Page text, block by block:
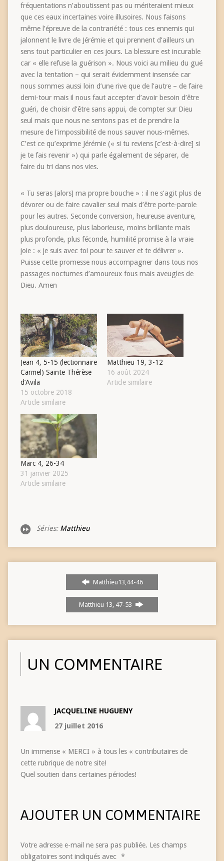
fréquentations n’aboutissent pas ou mériteraient mieux
que ces eaux incertaines voire illusoires. Nous faisons
même l’épreuve de la contrariété : tous ces ennemis qui
jalonnent le livre de Jérémie et qui prennent d’ailleurs un
sens tout particulier en ces jours. La blessure est incurable
car « elle refuse la guérison ». Nous voici au milieu du gué
avec la tentation – qui serait évidemment insensée car
nous sommes aussi loin d’une rive que de l’autre – de faire
demi-tour mais il nous faut accepter d’avoir besoin d’être
guéri, de choisir d’être sans appui, de compter sur Dieu
seul mais que nous ne sentons pas et de prendre la
mesure de l’impossibilité de nous sauver nous-mêmes.
C’est ce qu’exprime Jérémie (« si tu reviens [c’est-à-dire] si
je te fais revenir ») qui parle également de séparer, de
faire du tri dans nos vies.
« Tu seras [alors] ma propre bouche » : il ne s’agit plus de
dévorer ou de faire cavalier seul mais d’être porte-parole
pour les autres. Seconde conversion, heureuse aventure,
plus douloureuse, plus laborieuse, moins brillante mais
plus profonde, plus féconde, humilité promise à la vraie
joie : « je suis avec toi pour te sauver et te délivrer ».
Puisse cette promesse nous accompagner dans tous nos
passages nocturnes d’amoureux fous mais aveugles de
Dieu. Amen
Jean 4, 5-15 (lectionnaire
Carmel) Sainte Thérèse
d’Avila
15 octobre 2018
Article similaire
Matthieu 19, 3-12
16 août 2024
Article similaire
Marc 4, 26-34
31 janvier 2025
Article similaire
Séries: Matthieu
Matthieu13,44-46
Matthieu 13, 47-53
UN COMMENTAIRE
JACQUELINE HUGUENY
27 juillet 2016
Un immense « MERCI » à tous les « contributaires de
cette rubrique de notre site!
Quel soutien dans certaines périodes!
AJOUTER UN COMMENTAIRE
Votre adresse e-mail ne sera pas publiée. Les champs
obligatoires sont indiqués avec *